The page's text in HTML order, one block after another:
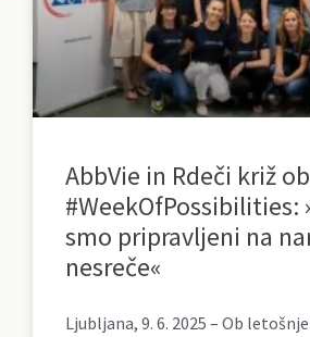
AbbVie in Rdeči križ ob
#WeekOfPossibilities:
smo pripravljeni na
nesreče«
Ljubljana, 9. 6. 2025 – Ob